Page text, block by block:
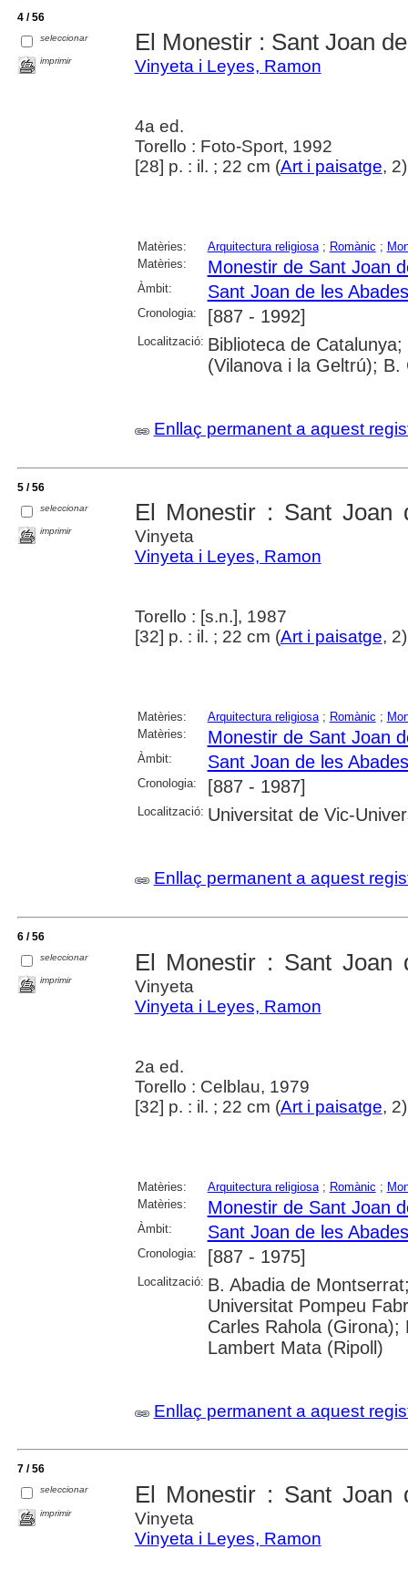
4 / 56
seleccionar
imprimir
El Monestir : Sant Joan
Vinyeta i Leyes, Ramon
4a ed.
Torello : Foto-Sport, 1992
[28] p. : il. ; 22 cm (Art i paisatge,
Matèries: Arquitectura religiosa; Romànic ;
Matèries:
Monestir de Sant Joan
Àmbit: Sant Joan de les
Cronologia: [887 - 1992]
Localització: Biblioteca de
(Vilanova i la Geltrú);
Enllaç permanent a aquest
5 / 56
seleccionar
imprimir
El Monestir : Sant Joan
Vinyeta
Vinyeta i Leyes, Ramon
Torello : [s.n.], 1987
[32] p. : il. ; 22 cm (Art i paisatge,
Matèries: Arquitectura religiosa; Romànic ;
Matèries:
Monestir de Sant Joan
Àmbit: Sant Joan de les
Cronologia: [887 - 1987]
Localització: Universitat de Vic-
Enllaç permanent a aquest
6 / 56
seleccionar
imprimir
El Monestir : Sant Joan
Vinyeta
Vinyeta i Leyes, Ramon
2a ed.
Torello : Celblau, 1979
[32] p. : il. ; 22 cm (Art i paisatge,
Matèries: Arquitectura religiosa; Romànic ;
Matèries:
Monestir de Sant Joan
Àmbit: Sant Joan de les
Cronologia: [887 - 1975]
Localització: B. Abadia de
Universitat Pompeu
Carles Rahola
Lambert Mata (Ripoll)
Enllaç permanent a aquest
7 / 56
seleccionar
imprimir
El Monestir : Sant Joan
Vinyeta
Vinyeta i Leyes, Ramon